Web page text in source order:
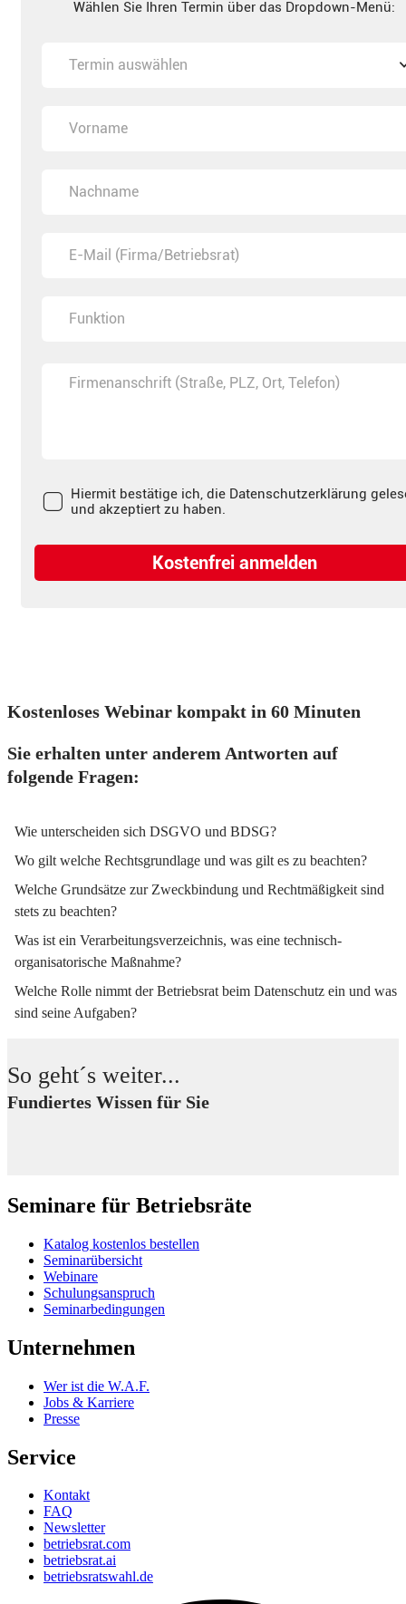
Kostenloses Webinar kompakt in 60 Minuten
Sie erhalten unter anderem Antworten auf
folgende Fragen:
Wie unterscheiden sich DSGVO und BDSG?
Wo gilt welche Rechtsgrundlage und was gilt es zu beachten?
Welche Grundsätze zur Zweckbindung und Rechtmäßigkeit sind
stets zu beachten?
Was ist ein Verarbeitungsverzeichnis, was eine technisch-
organisatorische Maßnahme?
Welche Rolle nimmt der Betriebsrat beim Datenschutz ein und was
sind seine Aufgaben?
So geht´s weiter...
Fundiertes Wissen für Sie
Seminare für Betriebsräte
Katalog kostenlos bestellen
Seminarübersicht
Webinare
Schulungsanspruch
Seminarbedingungen
Unternehmen
Wer ist die W.A.F.
Jobs & Karriere
Presse
Service
Kontakt
FAQ
Newsletter
betriebsrat.com
betriebsrat.ai
betriebsratswahl.de